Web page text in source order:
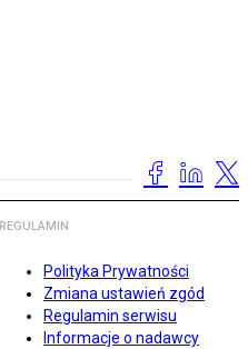
REGULAMIN
Polityka Prywatności
Zmiana ustawień zgód
Regulamin serwisu
Informacje o nadawcy